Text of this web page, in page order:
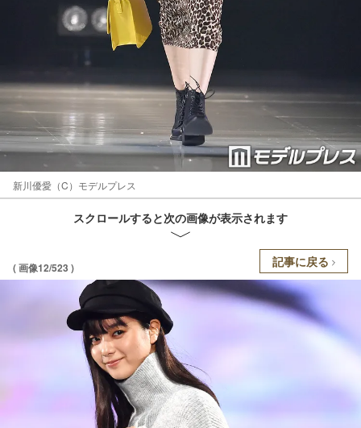
新川優愛（C）モデルプレス
スクロールすると次の画像が表示されます
( 画像12/523 ) 記事に戻る